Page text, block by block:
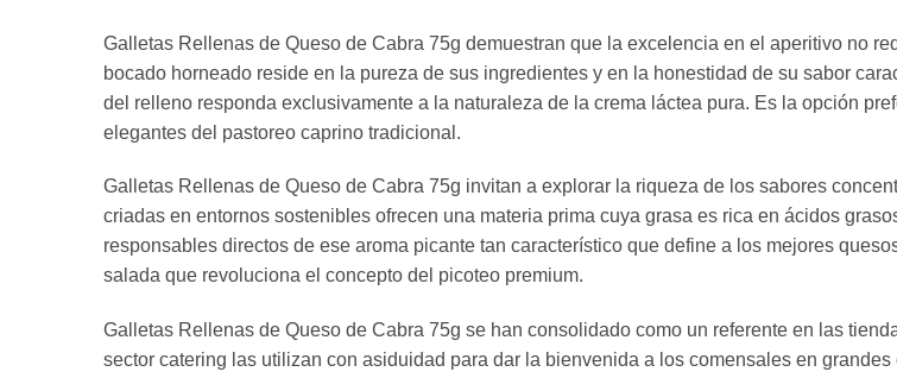
Galletas Rellenas de Queso de Cabra 75g demuestran que la excelencia en el aperitivo no
bocado horneado reside en la pureza de sus ingredientes y en la honestidad de su sabor
del relleno responda exclusivamente a la naturaleza de la crema láctea pura. Es la opción
elegantes del pastoreo caprino tradicional.
Galletas Rellenas de Queso de Cabra 75g invitan a explorar la riqueza de los sabores
criadas en entornos sostenibles ofrecen una materia prima cuya grasa es rica en ácidos
responsables directos de ese aroma picante tan característico que define a los mejores
salada que revoluciona el concepto del picoteo premium.
Galletas Rellenas de Queso de Cabra 75g se han consolidado como un referente en las
sector catering las utilizan con asiduidad para dar la bienvenida a los comensales en